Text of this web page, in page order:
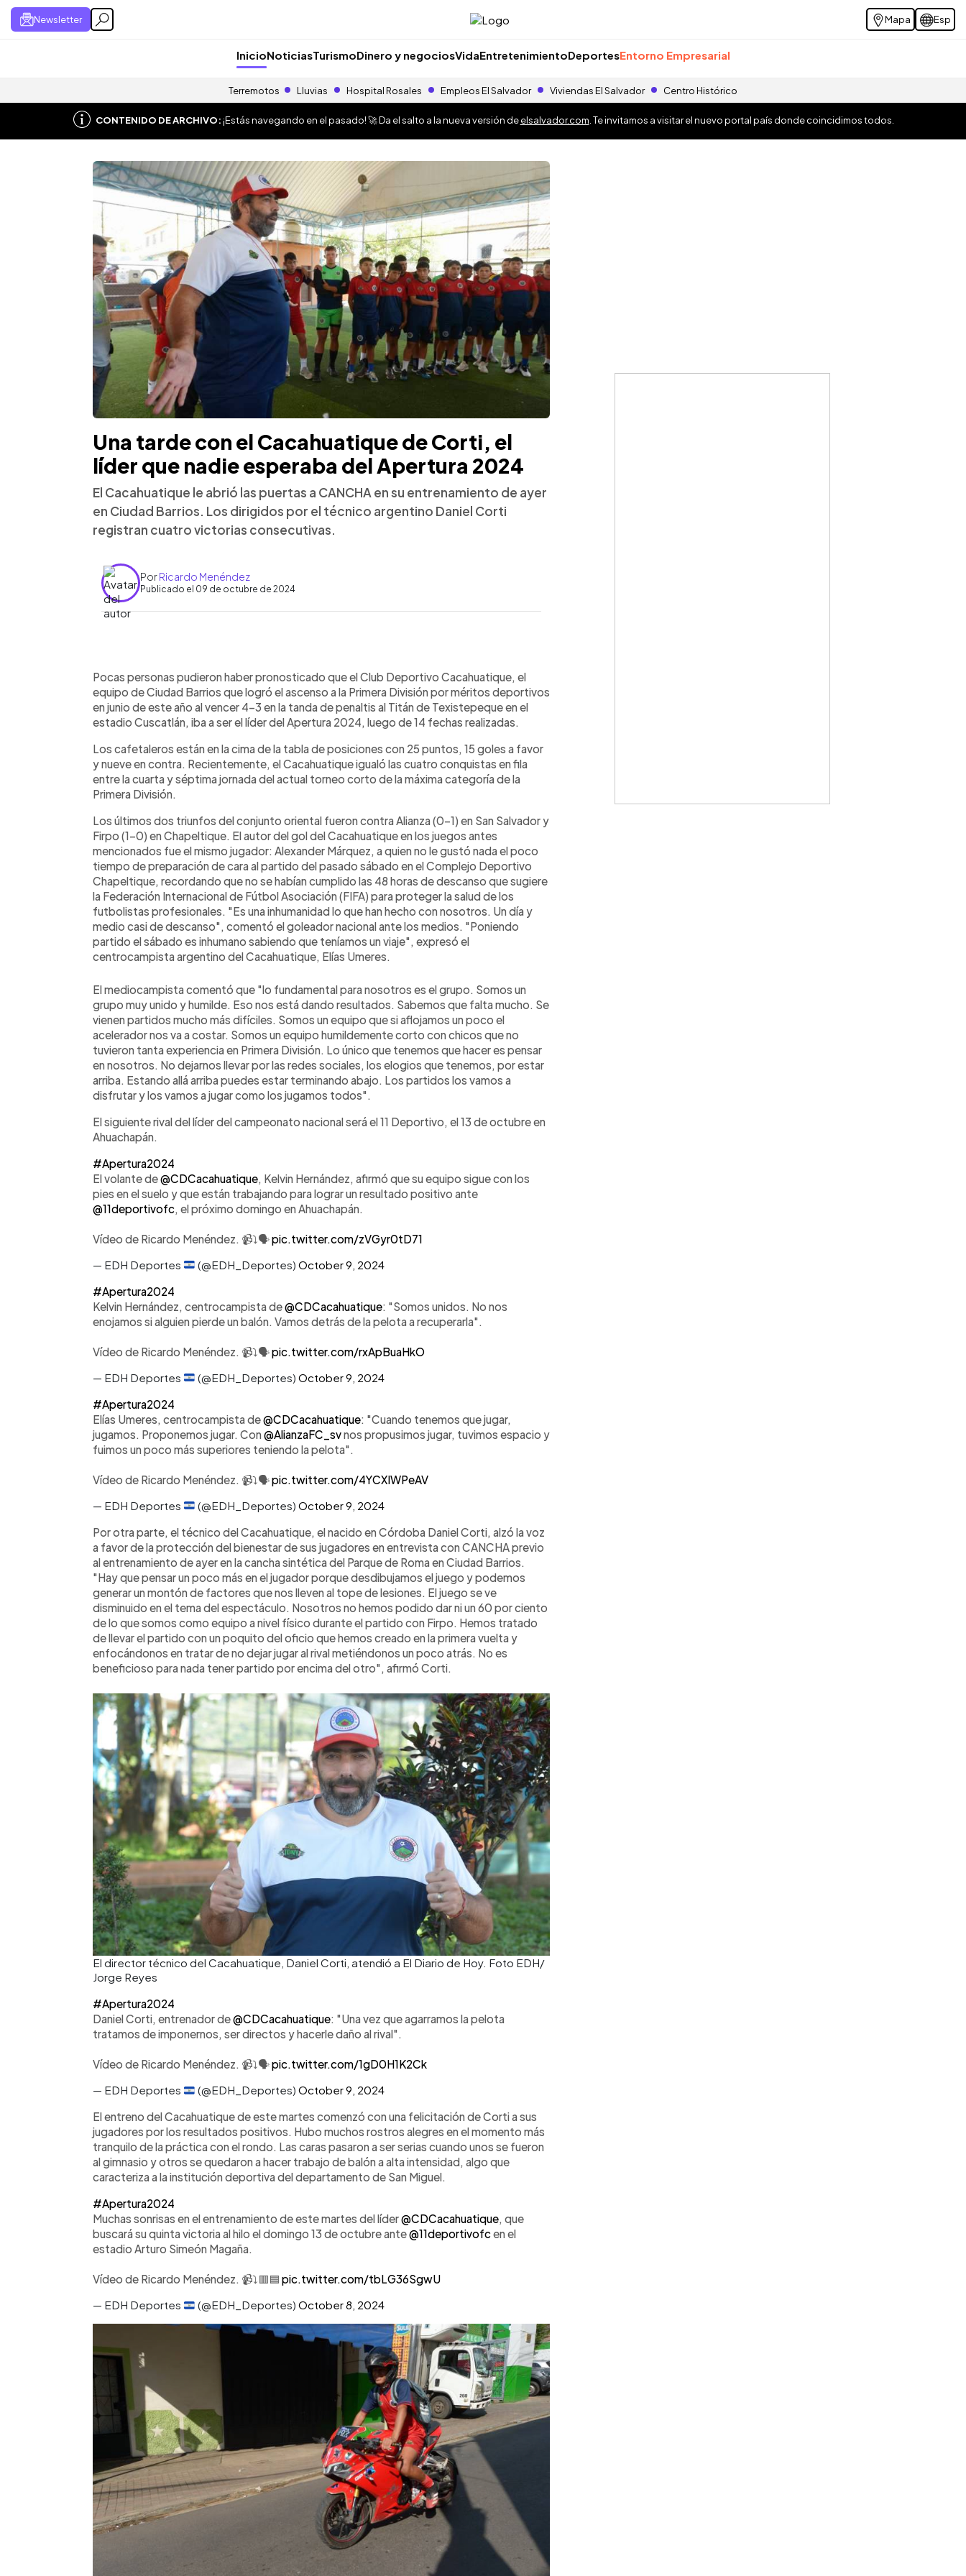
Newsletter Mapa Esp
InicioNoticiasTurismoDinero y negociosVidaEntretenimientoDeportesEntorno Empresarial
Terremotos Lluvias Hospital Rosales Empleos El Salvador Viviendas El Salvador Centro Histórico
CONTENIDO DE ARCHIVO:¡Estás navegando en el pasado! 🚀 Da el salto a la nueva versión deelsalvador.com . Te invitamos a visitar el nuevo portal país donde coincidimos todos.
Una tarde con el Cacahuatique de Corti, el
líder que nadie esperaba del Apertura 2024
El Cacahuatique le abrió las puertas a CANCHA en su entrenamiento de ayer
en Ciudad Barrios. Los dirigidos por el técnico argentino Daniel Corti
registran cuatro victorias consecutivas.
PorRicardo Menéndez
Publicado el 09 de octubre de 2024
Escuchar artículo
Pocas personas pudieron haber pronosticado que el Club Deportivo Cacahuatique, el
equipo de Ciudad Barrios que logró el ascenso a la Primera División por méritos deportivos
en junio de este año al vencer 4-3 en la tanda de penaltis al Titán de Texistepeque en el
estadio Cuscatlán, iba a ser el líder del Apertura 2024, luego de 14 fechas realizadas.
Los cafetaleros están en la cima de la tabla de posiciones con 25 puntos, 15 goles a favor
y nueve en contra. Recientemente, el Cacahuatique igualó las cuatro conquistas en fila
entre la cuarta y séptima jornada del actual torneo corto de la máxima categoría de la
Primera División.
Los últimos dos triunfos del conjunto oriental fueron contra Alianza (0-1) en San Salvador y
Firpo (1-0) en Chapeltique. El autor del gol del Cacahuatique en los juegos antes
mencionados fue el mismo jugador: Alexander Márquez, a quien no le gustó nada el poco
tiempo de preparación de cara al partido del pasado sábado en el Complejo Deportivo
Chapeltique, recordando que no se habían cumplido las 48 horas de descanso que sugiere
la Federación Internacional de Fútbol Asociación (FIFA) para proteger la salud de los
futbolistas profesionales. "Es una inhumanidad lo que han hecho con nosotros. Un día y
medio casi de descanso", comentó el goleador nacional ante los medios. "Poniendo
partido el sábado es inhumano sabiendo que teníamos un viaje", expresó el
centrocampista argentino del Cacahuatique, Elías Umeres.
El mediocampista comentó que "lo fundamental para nosotros es el grupo. Somos un
grupo muy unido y humilde. Eso nos está dando resultados. Sabemos que falta mucho. Se
vienen partidos mucho más difíciles. Somos un equipo que si aflojamos un poco el
acelerador nos va a costar. Somos un equipo humildemente corto con chicos que no
tuvieron tanta experiencia en Primera División. Lo único que tenemos que hacer es pensar
en nosotros. No dejarnos llevar por las redes sociales, los elogios que tenemos, por estar
arriba. Estando allá arriba puedes estar terminando abajo. Los partidos los vamos a
disfrutar y los vamos a jugar como los jugamos todos".
El siguiente rival del líder del campeonato nacional será el 11 Deportivo, el 13 de octubre en
Ahuachapán.
#Apertura2024
El volante de@CDCacahuatique , Kelvin Hernández, afirmó que su equipo sigue con los
pies en el suelo y que están trabajando para lograr un resultado positivo ante
@11deportivofc , el próximo domingo en Ahuachapán.
Vídeo de Ricardo Menéndez. 📹⤵️🗣️pic.twitter.com/zVGyr0tD71
— EDH Deportes
(@EDH_Deportes)October 9, 2024
#Apertura2024
Kelvin Hernández, centrocampista de@CDCacahuatique: "Somos unidos. No nos
enojamos si alguien pierde un balón. Vamos detrás de la pelota a recuperarla".
Vídeo de Ricardo Menéndez. 📹⤵️🗣️pic.twitter.com/rxApBuaHkO
— EDH Deportes
(@EDH_Deportes)October 9, 2024
#Apertura2024
Elías Umeres, centrocampista de@CDCacahuatique: "Cuando tenemos que jugar,
jugamos. Proponemos jugar. Con@AlianzaFC_svnos propusimos jugar, tuvimos espacio y
fuimos un poco más superiores teniendo la pelota".
Vídeo de Ricardo Menéndez. 📹⤵️🗣️pic.twitter.com/4YCXIWPeAV
— EDH Deportes
(@EDH_Deportes)October 9, 2024
Por otra parte, el técnico del Cacahuatique, el nacido en Córdoba Daniel Corti, alzó la voz
a favor de la protección del bienestar de sus jugadores en entrevista con CANCHA previo
al entrenamiento de ayer en la cancha sintética del Parque de Roma en Ciudad Barrios.
"Hay que pensar un poco más en el jugador porque desdibujamos el juego y podemos
generar un montón de factores que nos lleven al tope de lesiones. El juego se ve
disminuido en el tema del espectáculo. Nosotros no hemos podido dar ni un 60 por ciento
de lo que somos como equipo a nivel físico durante el partido con Firpo. Hemos tratado
de llevar el partido con un poquito del oficio que hemos creado en la primera vuelta y
enfocándonos en tratar de no dejar jugar al rival metiéndonos un poco atrás. No es
beneficioso para nada tener partido por encima del otro", afirmó Corti.
El director técnico del Cacahuatique, Daniel Corti, atendió a El Diario de Hoy. Foto EDH/
Jorge Reyes
#Apertura2024
Daniel Corti, entrenador de@CDCacahuatique: "Una vez que agarramos la pelota
tratamos de imponernos, ser directos y hacerle daño al rival".
Vídeo de Ricardo Menéndez. 📹⤵️🗣️pic.twitter.com/1gD0H1K2Ck
— EDH Deportes
(@EDH_Deportes)October 9, 2024
El entreno del Cacahuatique de este martes comenzó con una felicitación de Corti a sus
jugadores por los resultados positivos. Hubo muchos rostros alegres en el momento más
tranquilo de la práctica con el rondo. Las caras pasaron a ser serias cuando unos se fueron
al gimnasio y otros se quedaron a hacer trabajo de balón a alta intensidad, algo que
caracteriza a la institución deportiva del departamento de San Miguel.
#Apertura2024
Muchas sonrisas en el entrenamiento de este martes del líder@CDCacahuatique, que
buscará su quinta victoria al hilo el domingo 13 de octubre ante@11deportivofcen el
estadio Arturo Simeón Magaña.
Vídeo de Ricardo Menéndez. 📹⤵️🟥🟦 pic.twitter.com/tbLG36SgwU
— EDH Deportes
(@EDH_Deportes)October 8, 2024